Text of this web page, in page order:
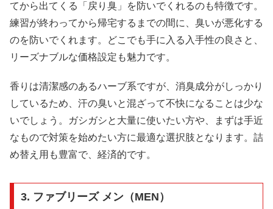
てから出てくる「戻り臭」を防いでくれるのも特徴です。
練習が終わってから帰宅するまでの間に、臭いが悪化する
のを防いでくれます。どこでも手に入る入手性の良さと、
リーズナブルな価格設定も魅力です。
香りは清潔感のあるハーブ系ですが、消臭成分がしっかり
しているため、汗の臭いと混ざって不快になることは少な
いでしょう。ガシガシと大量に使いたい方や、まずは手近
なもので対策を始めたい方に最適な選択肢となります。詰
め替え用も豊富で、経済的です。
3. ファブリーズ メン（MEN）